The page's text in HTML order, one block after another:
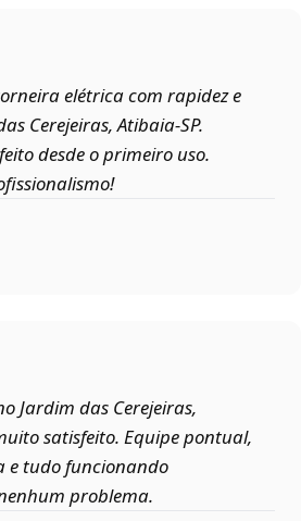
elétrica com rapidez e
Cerejeiras, Atibaia‑SP.
desde o primeiro uso.
Jardim das Cerejeiras,
satisfeito. Equipe pontual,
e tudo funcionando
problema.